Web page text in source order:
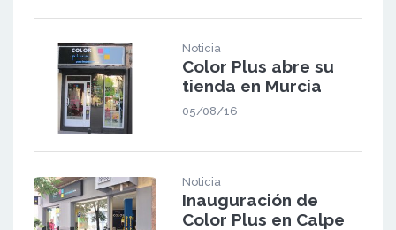
Noticia
Color Plus abre su
tienda en Murcia
05/08/16
Noticia
Inauguración de
Color Plus en Calpe